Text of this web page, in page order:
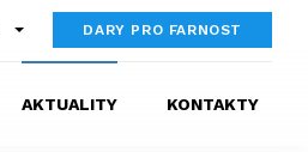
DARY PRO FARNOST
AKTUALITY KONTAKTY